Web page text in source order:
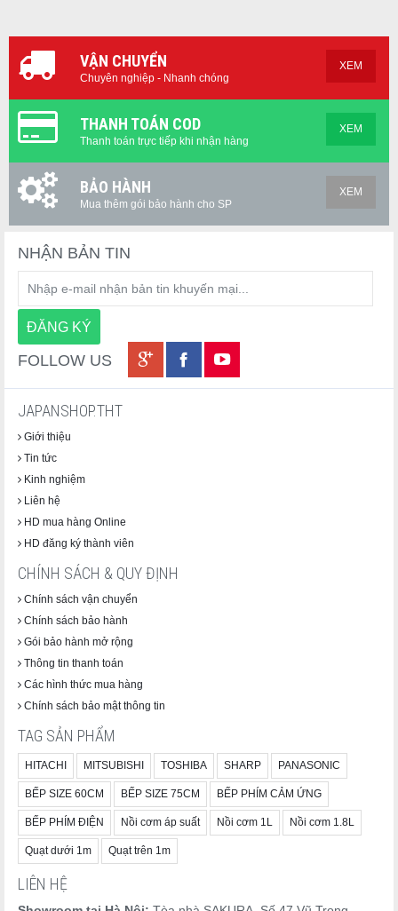
VẬN CHUYỂN
Chuyên nghiệp - Nhanh chóng
XEM
THANH TOÁN COD
Thanh toán trực tiếp khi nhận hàng
XEM
BẢO HÀNH
Mua thêm gói bảo hành cho SP
XEM
NHẬN BẢN TIN
FOLLOW US
JAPANSHOP.THT
Giới thiệu
Tin tức
Kinh nghiệm
Liên hệ
HD mua hàng Online
HD đăng ký thành viên
CHÍNH SÁCH & QUY ĐỊNH
Chính sách vận chuyển
Chính sách bảo hành
Gói bảo hành mở rộng
Thông tin thanh toán
Các hình thức mua hàng
Chính sách bảo mật thông tin
TAG SẢN PHẨM
HITACHI MITSUBISHI TOSHIBA SHARP PANASONIC
BẾP SIZE 60CM BẾP SIZE 75CM BẾP PHÍM CẢM ỨNG
BẾP PHÍM ĐIỆN Nồi cơm áp suất Nồi cơm 1L Nồi cơm 1.8L
Quạt dưới 1m Quạt trên 1m
LIÊN HỆ